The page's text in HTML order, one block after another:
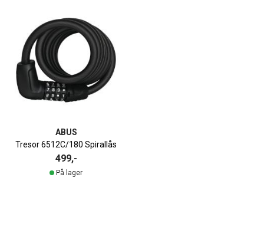
ABUS
Tresor 6512C/180 Spirallås
499,-
På lager